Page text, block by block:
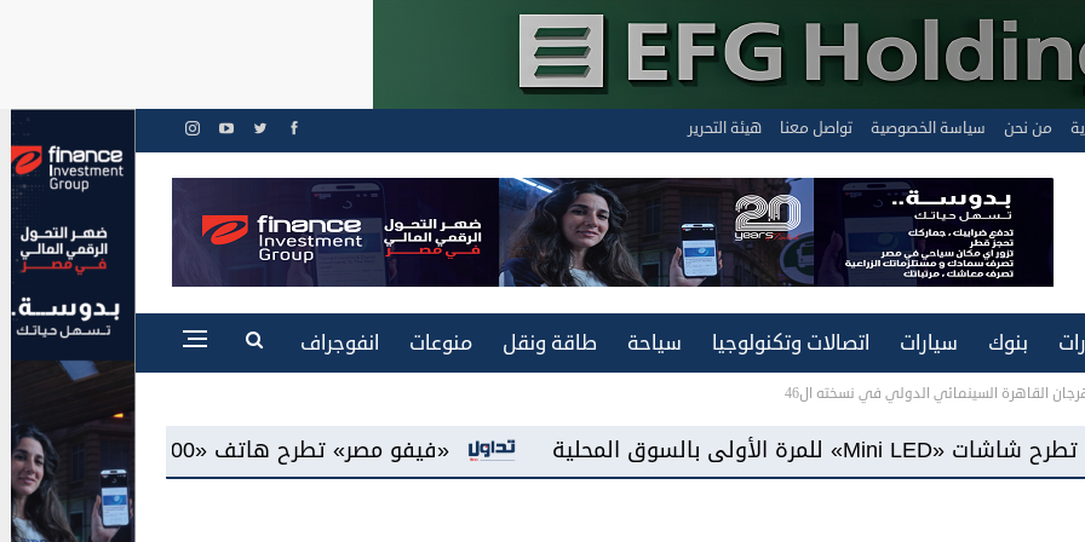
من نحن سياسة الخصوصية تواصل معنا هيئة التحرير
بنوك سيارات اتصالات وتكنولوجيا سياحة طاقة ونقل منوعات
انفوجراف
«فيفو مصر» تطرح هاتف «Y500» ببطارية سعة 8100 مللي أمبير وشاشة «AMOLED»